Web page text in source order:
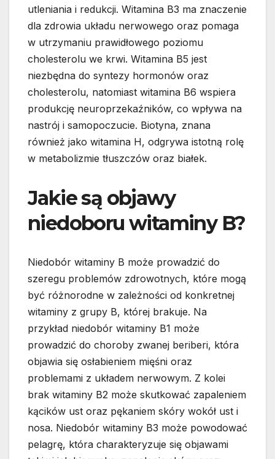
utleniania i redukcji. Witamina B3 ma znaczenie
dla zdrowia układu nerwowego oraz pomaga
w utrzymaniu prawidłowego poziomu
cholesterolu we krwi. Witamina B5 jest
niezbędna do syntezy hormonów oraz
cholesterolu, natomiast witamina B6 wspiera
produkcję neuroprzekaźników, co wpływa na
nastrój i samopoczucie. Biotyna, znana
również jako witamina H, odgrywa istotną rolę
w metabolizmie tłuszczów oraz białek.
Jakie są objawy
niedoboru witaminy B?
Niedobór witaminy B może prowadzić do
szeregu problemów zdrowotnych, które mogą
być różnorodne w zależności od konkretnej
witaminy z grupy B, której brakuje. Na
przykład niedobór witaminy B1 może
prowadzić do choroby zwanej beriberi, która
objawia się osłabieniem mięśni oraz
problemami z układem nerwowym. Z kolei
brak witaminy B2 może skutkować zapaleniem
kącików ust oraz pękaniem skóry wokół ust i
nosa. Niedobór witaminy B3 może powodować
pelagrę, która charakteryzuje się objawami